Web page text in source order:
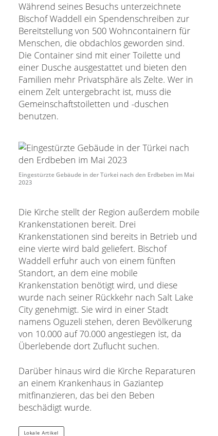
Während seines Besuchs unterzeichnete
Bischof Waddell ein Spendenschreiben zur
Bereitstellung von 500 Wohncontainern für
Menschen, die obdachlos geworden sind.
Die Container sind mit einer Toilette und
einer Dusche ausgestattet und bieten den
Familien mehr Privatsphäre als Zelte. Wer in
einem Zelt untergebracht ist, muss die
Gemeinschaftstoiletten und -duschen
benutzen.
Eingestürzte Gebäude in der Türkei nach den Erdbeben im Mai
2023
Die Kirche stellt der Region außerdem mobile
Krankenstationen bereit. Drei
Krankenstationen sind bereits in Betrieb und
eine vierte wird bald geliefert. Bischof
Waddell erfuhr auch von einem fünften
Standort, an dem eine mobile
Krankenstation benötigt wird, und diese
wurde nach seiner Rückkehr nach Salt Lake
City genehmigt. Sie wird in einer Stadt
namens Oguzeli stehen, deren Bevölkerung
von 10.000 auf 70.000 angestiegen ist, da
Überlebende dort Zuflucht suchen.
Darüber hinaus wird die Kirche Reparaturen
an einem Krankenhaus in Gaziantep
mitfinanzieren, das bei den Beben
beschädigt wurde.
Lokale Artikel